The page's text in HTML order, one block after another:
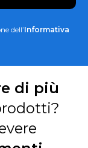
dell’Informativa
di più